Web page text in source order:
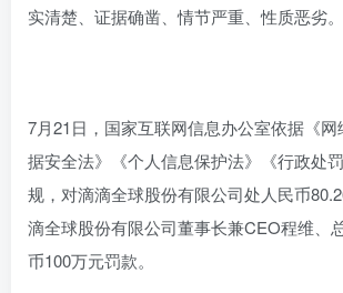
实清楚、证据确凿、情节严重、性质恶劣。
7月21日，国家互联网信息办公室依据《
据安全法》《个人信息保护法》《行政处
规，对滴滴全球股份有限公司处人民币
滴全球股份有限公司董事长兼CEO程维、
币100万元罚款。